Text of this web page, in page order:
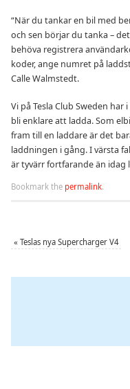
“När du tankar en bil med
och sen börjar du tanka –
behöva registrera
koder, ange numret på
Calle Walmstedt.
Vi på Tesla Club Sweden
bli enklare att ladda. Som
fram till en laddare är det
laddningen i gång. I värsta
är tyvärr fortfarande än
Bookmark the permalink.
« Teslas nya Supercharger V4